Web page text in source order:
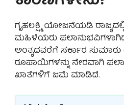
ಗೃಹಲಕ್ಷ್ಮಿ ಯೋಜನೆಯಡಿ
ಮಹಿಳೆಯರು
ಅಂತ್ಯದವರೆಗೆ ಸರ್ಕಾರ ಸುಮಾರು
ರೂಪಾಯಿಗಳನ್ನು ನೇರವಾಗಿ
ಖಾತೆಗಳಿಗೆ ಜಮೆ ಮಾಡಿದೆ.